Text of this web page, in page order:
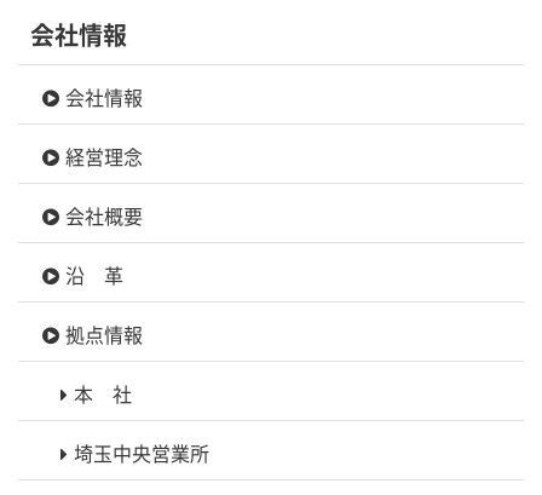
会社情報
会社情報
経営理念
会社概要
沿 革
拠点情報
本 社
埼玉中央営業所